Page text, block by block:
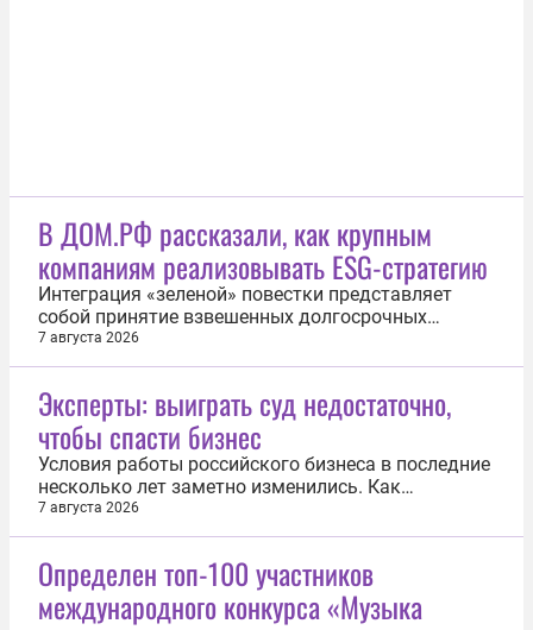
В ДОМ.РФ рассказали, как крупным
компаниям реализовывать ESG-стратегию
Интеграция «зеленой» повестки представляет
собой принятие взвешенных долгосрочных
решений, которые доказали свою социально-
экономическую эффективность. Об этом
международному сотрудничеству ДОМ.РФ
Марина Слуцкая в рамках дискуссии
профессионалов в области...
7 августа 2026
Эксперты: выиграть суд недостаточно,
чтобы спасти бизнес
Условия работы российского бизнеса в последние
несколько лет заметно изменились. Как
отмечают специалисты, выросли стоимость
финансирования и налоговая нагрузка, появились
конкуренция, увеличилось число корпоративных
конфликтов и рисков субсидиарной...
7 августа 2026
Определен топ-100 участников
международного конкурса «Музыка